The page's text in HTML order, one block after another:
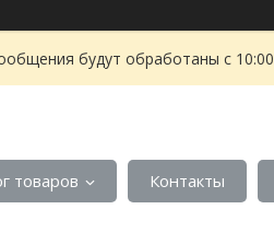
будут обработаны с
товаров Контакты